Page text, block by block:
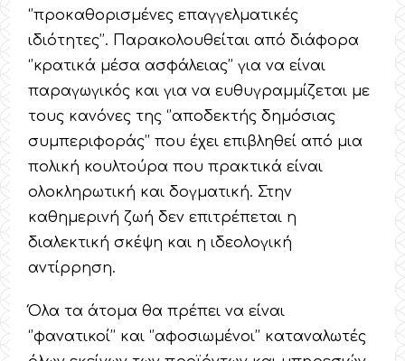
‘’προκαθορισμένες επαγγελματικές
ιδιότητες’’. Παρακολουθείται από διάφορα
‘’κρατικά μέσα ασφάλειας’’ για να είναι
παραγωγικός και για να ευθυγραμμίζεται με
τους κανόνες της ‘’αποδεκτής δημόσιας
συμπεριφοράς’’ που έχει επιβληθεί από μια
πολική κουλτούρα που πρακτικά είναι
ολοκληρωτική και δογματική. Στην
καθημερινή ζωή δεν επιτρέπεται η
διαλεκτική σκέψη και η ιδεολογική
αντίρρηση.
Όλα τα άτομα θα πρέπει να είναι
‘’φανατικοί’’ και ‘’αφοσιωμένοι’’ καταναλωτές